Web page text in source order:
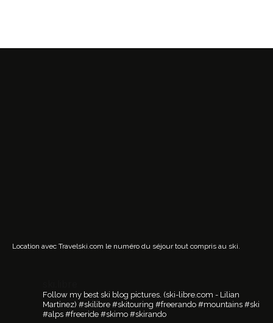
Location avec Travelski.com le numéro du séjour tout compris au ski.
Follow my best ski blog pictures. (ski-libre.com - Lilian
Martinez) #skilibre #skitouring #freerando #mountains #ski
#alps #freeride #skimo #skirando